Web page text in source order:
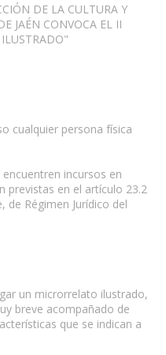
DE LA CULTURA Y
JAÉN CONVOCA EL II
cualquier persona física
incursos en
previstas en el artículo 23.2
de Régimen Jurídico del
un microrrelato ilustrado,
breve acompañado de
que se indican a